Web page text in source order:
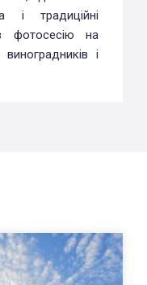
і традиційні
фотосесію на
і